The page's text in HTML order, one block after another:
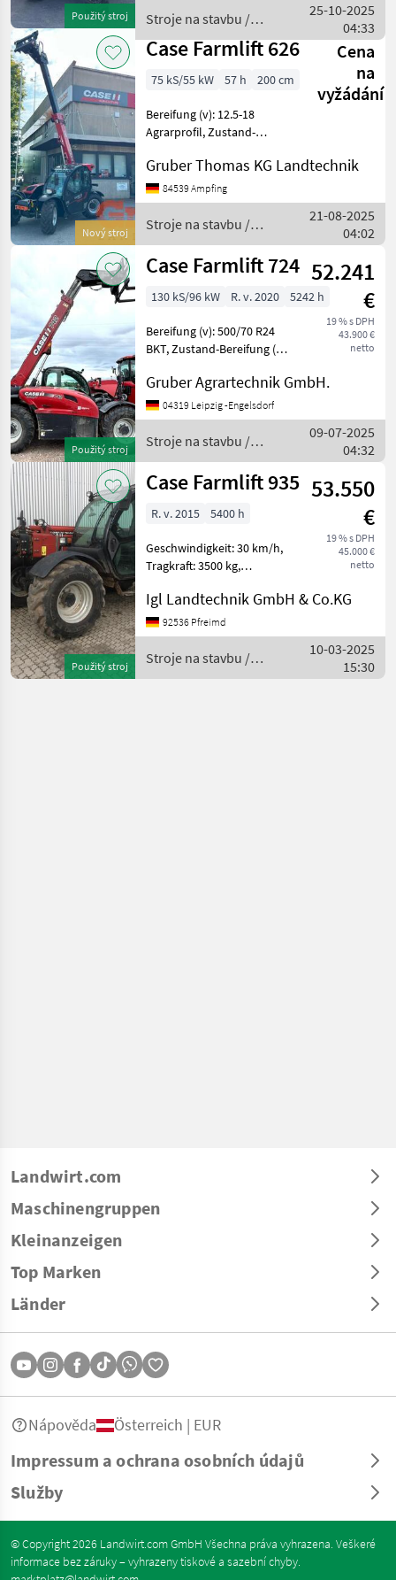
Použitý stroj
Zustand und die Ausrüs
Stroje na stavbu /
Case IH
25-10-2025
04:33
Nový stroj
Case Farmlift 626
Cena
na
vyžádání
75 kS/55 kW 57 h 200 cm
Bereifung (v): 12.5-18
Agrarprofil, Zustand-
Bereifung (h): 12.5-18
Agrarprofil, Zustand-
Bereifung (h): 100 %,
Geschwindigkeit: 30 km/h,
Gruber Thomas KG Landtechnik
84539 Ampfing
Stroje na stavbu /
Case IH
21-08-2025
04:02
Použitý stroj
Case Farmlift 724 52.241
€
19 % s DPH
43.900 €
netto
130 kS/96 kW R. v. 2020 5242 h
Bereifung (v): 500/70 R24
BKT, Zustand-Bereifung (v):
R24 BKT, Zustand-Bereifung
(h): 30 %, Tragkraft: 4200 kg,
Hubhöhe: 700 cm ____
Gruber Agrartechnik GmbH.
04319 Leipzig -Engelsdorf
Stroje na stavbu /
Case IH
09-07-2025
04:32
Použitý stroj
Case Farmlift 935 53.550
€
19 % s DPH
45.000 €
netto
R. v. 2015 5400 h
Geschwindigkeit: 30 km/h,
Tragkraft: 3500 kg,
Arbeitsscheinwerfer 2x
hinten, Arbeitsscheinwerfer
2x vorn, Allrad,
Luftgefederter Sitz, Radio,
Igl Landtechnik GmbH & Co.KG
92536 Pfreimd
Stroje na stavbu /
Case IH
10-03-2025
15:30
Landwirt.com
Maschinengruppen
Kleinanzeigen
Top Marken
Länder
Impressum a ochrana osobních údajů
Služby
Nápověda Österreich | EUR
© Copyright 2026 Landwirt.com GmbH Všechna práva vyhrazena. Veškeré
informace bez záruky – vyhrazeny tiskové a sazební chyby.